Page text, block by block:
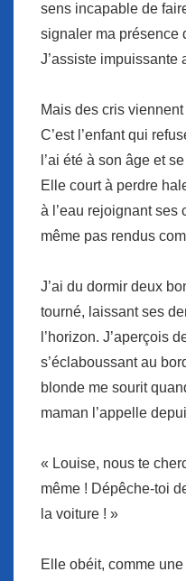
sens incapable de
signaler ma présence
J’assiste impuissante
Mais des cris
C’est l’enfant qui
l’ai été à son âge et
Elle court à perdre
à l’eau rejoignant ses
même pas rendus
J’ai du dormir deux
tourné, laissant ses
l’horizon. J’aperçois
s’éclaboussant au
blonde me sourit
maman l’appelle
« Louise, nous te
même ! Dépêche-toi
la voiture ! »
Elle obéit, comme